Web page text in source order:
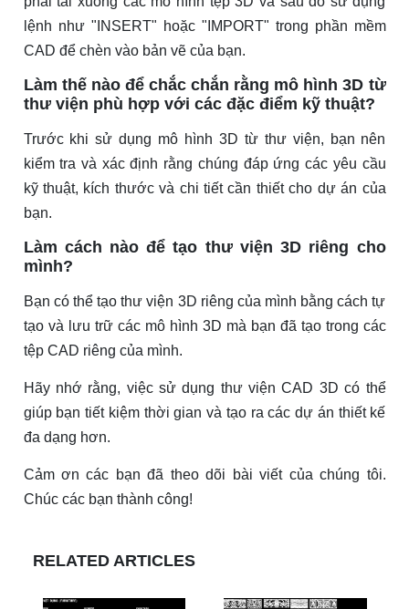
lệnh như "INSERT" hoặc "IMPORT" trong phần mềm
CAD để chèn vào bản vẽ của bạn.
Làm thế nào để chắc chắn rằng mô hình 3D từ
thư viện phù hợp với các đặc điểm kỹ thuật?
Trước khi sử dụng mô hình 3D từ thư viện, bạn nên
kiểm tra và xác định rằng chúng đáp ứng các yêu cầu
kỹ thuật, kích thước và chi tiết cần thiết cho dự án của
bạn.
Làm cách nào để tạo thư viện 3D riêng cho
mình?
Bạn có thể tạo thư viện 3D riêng của mình bằng cách tự
tạo và lưu trữ các mô hình 3D mà bạn đã tạo trong các
tệp CAD riêng của mình.
Hãy nhớ rằng, việc sử dụng thư viện CAD 3D có thể
giúp bạn tiết kiệm thời gian và tạo ra các dự án thiết kế
đa dạng hơn.
Cảm ơn các bạn đã theo dõi bài viết của chúng tôi.
Chúc các bạn thành công!
RELATED ARTICLES